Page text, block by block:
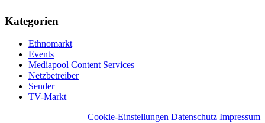
Kategorien
Ethnomarkt
Events
Mediapool Content Services
Netzbetreiber
Sender
TV-Markt
Cookie-Einstellungen Datenschutz Impressum